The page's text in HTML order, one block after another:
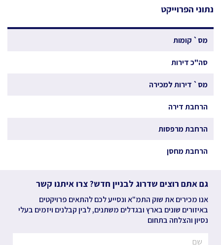
נתוני הפרוייקט
מס` קומות
סה"כ דירות
מס` דירות למכירה
הרחבת דירה
הרחבת מרפסות
הרחבת מחסן
גם אתם רוצים שדרוג לבניין חדש? צרו איתנו קשר
אנו מכירים את שוק התמ"א ונסייע לכם להתאים פרויקטים
באיזורים שונים בארץ ובגדלים משתנים, לבין קבלנים ויזמים בעלי
נסיון והצלחה בתחום